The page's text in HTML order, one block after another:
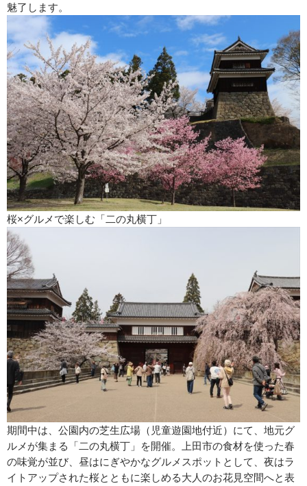
魅了します。
桜×グルメで楽しむ「二の丸横丁」
期間中は、公園内の芝生広場（児童遊園地付近）にて、地元グ
ルメが集まる「二の丸横丁」を開催。上田市の食材を使った春
の味覚が並び、昼はにぎやかなグルメスポットとして、夜はラ
イトアップされた桜とともに楽しめる大人のお花見空間へと表